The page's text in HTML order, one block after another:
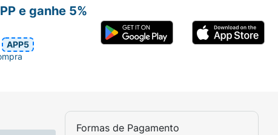
Formas de Pagamento
e ganhe 5%
APP5